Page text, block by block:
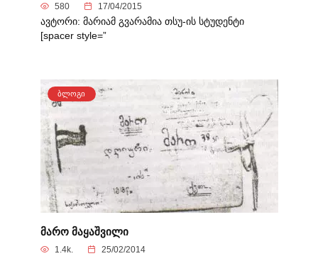
580 17/04/2015
ავტორი: მარიამ გვარამია თსუ-ის სტუდენტი
[spacer style=”
ᲑᲚᲝᲒᲘ
მარო მაყაშვილი
1.4k. 25/02/2014